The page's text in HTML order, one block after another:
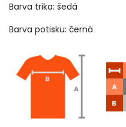
Barva trika: šedá
Barva potisku: černá